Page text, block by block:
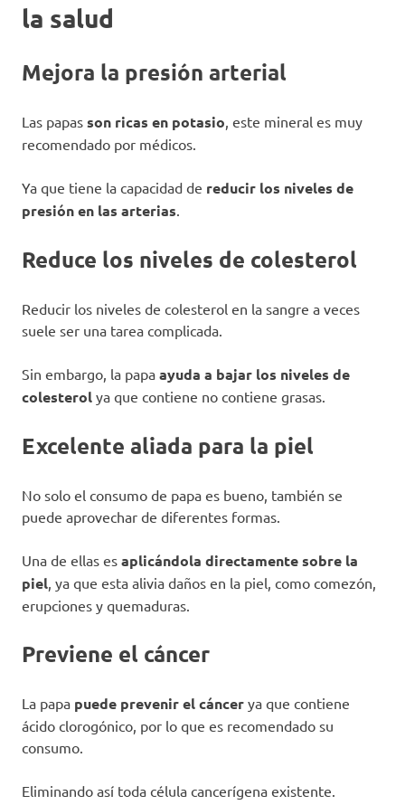
la salud
Mejora la presión arterial
Las papas son ricas en potasio , este mineral es muy
recomendado por médicos.
Ya que tiene la capacidad de reducir los niveles de
presión en las arterias
Reduce los niveles de colesterol
Reducir los niveles de colesterol en la sangre a veces
suele ser una tarea complicada.
Sin embargo, la papa ayuda a bajar los niveles de
colesterol ya que contiene no contiene grasas.
Excelente aliada para la piel
No solo el consumo de papa es bueno, también se
puede aprovechar de diferentes formas.
Una de ellas es aplicándola directamente sobre la
piel , ya que esta alivia daños en la piel, como comezón,
erupciones y quemaduras.
Previene el cáncer
La papa puede prevenir el cáncer ya que contiene
ácido clorogónico, por lo que es recomendado su
consumo.
Eliminando así toda célula cancerígena existente.